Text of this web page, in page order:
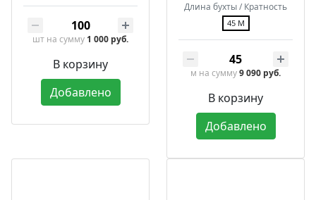
шт на сумму 1 000 руб.
В корзину
Добавлено
Длина бухты / Кратность
45 М
м на сумму9 090 руб.
В корзину
Добавлено